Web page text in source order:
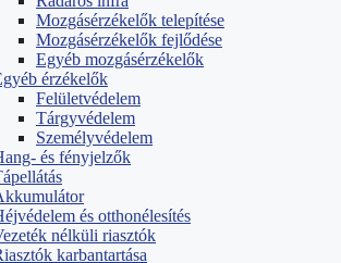
Mozgásérzékelők telepítése
Mozgásérzékelők fejlődése
Egyéb mozgásérzékelők
érzékelők
Felületvédelem
Tárgyvédelem
Személyvédelem
és fényjelzők
és otthonélesítés
nélküli riasztók
karbantartása